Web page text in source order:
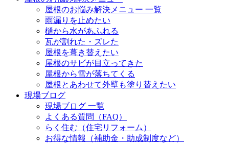
屋根のお悩み解決メニュー 一覧
雨漏りを止めたい
樋から水があふれる
瓦が割れた・ズレた
屋根を葺き替えたい
屋根のサビが目立ってきた
屋根から雪が落ちてくる
屋根とあわせて外壁も塗り替えたい
現場ブログ
現場ブログ 一覧
よくある質問（FAQ）
らく住む（住宅リフォーム）
お得な情報（補助金・助成制度など）